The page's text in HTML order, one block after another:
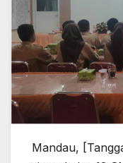
Mandau,